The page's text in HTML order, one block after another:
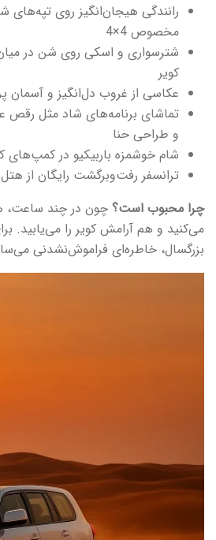
رانندگی هیجان‌انگیز روی تپه‌های
مخصوص 4×4
شترسواری و اسکی روی شن در
کویر
عکاسی از غروب دل‌انگیز و آسمان
تماشای برنامه‌های شاد مثل رقص
و طراحی حنا
شام خوشمزه باربیکیو در کمپ‌های
ترانسفر رفت‌وبرگشت رایگان از
چرا محبوب است؟ چون در چند ساعت،
می‌کنید و هم آرامش کویر را می‌یابید.
بزرگسال، خاطره‌ای فراموش‌نشدنی